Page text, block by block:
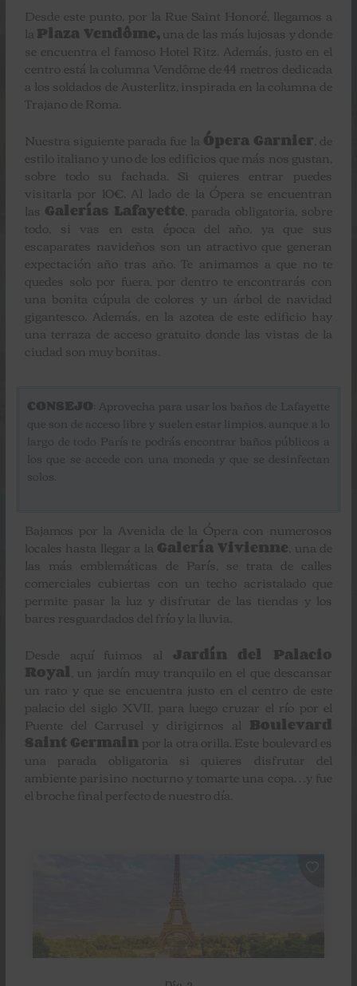
Desde este punto, por la Rue Saint Honoré, llegamos a
laPlaza Vendôme,una de las más lujosas y donde
se encuentra el famoso Hotel Ritz. Además, justo en el
centro está la columna Vendôme de 44 metros dedicada
a los soldados de Austerlitz, inspirada en la columna de
Trajano de Roma.
Nuestra siguiente parada fue la Ópera Garnier , de
estilo italiano y uno de los edificios que más nos gustan,
sobre todo su fachada. Si quieres entrar puedes
visitarla por 10€. Al lado de la Ópera se encuentran
las Galerías Lafayette , parada obligatoria, sobre
todo, si vas en esta época del año, ya que sus
escaparates navideños son un atractivo que generan
expectación año tras año. Te animamos a que no te
quedes solo por fuera, por dentro te encontrarás con
una bonita cúpula de colores y un árbol de navidad
gigantesco. Además, en la azotea de este edificio hay
una terraza de acceso gratuito donde las vistas de la
ciudad son muy bonitas.
CONSEJO : Aprovecha para usar los baños de Lafayette
que son de acceso libre y suelen estar limpios, aunque a lo
largo de todo París te podrás encontrar baños públicos a
los que se accede con una moneda y que se desinfectan
solos.
Bajamos por la Avenida de la Ópera con numerosos
locales hasta llegar a la Galería Vivienne , una de
las más emblemáticas de París, se trata de calles
comerciales cubiertas con un techo acristalado que
permite pasar la luz y disfrutar de las tiendas y los
bares resguardados del frío y la lluvia.
Desde aquí fuimos al Jardín del Palacio
Royal , un jardín muy tranquilo en el que descansar
un rato y que se encuentra justo en el centro de este
palacio del siglo XVII, para luego cruzar el río por el
Puente del Carrusel y dirigirnos al Boulevard
Saint Germainpor la otra orilla. Este boulevard es
una parada obligatoria si quieres disfrutar del
ambiente parisino nocturno y tomarte una copa…y fue
el broche final perfecto de nuestro día.